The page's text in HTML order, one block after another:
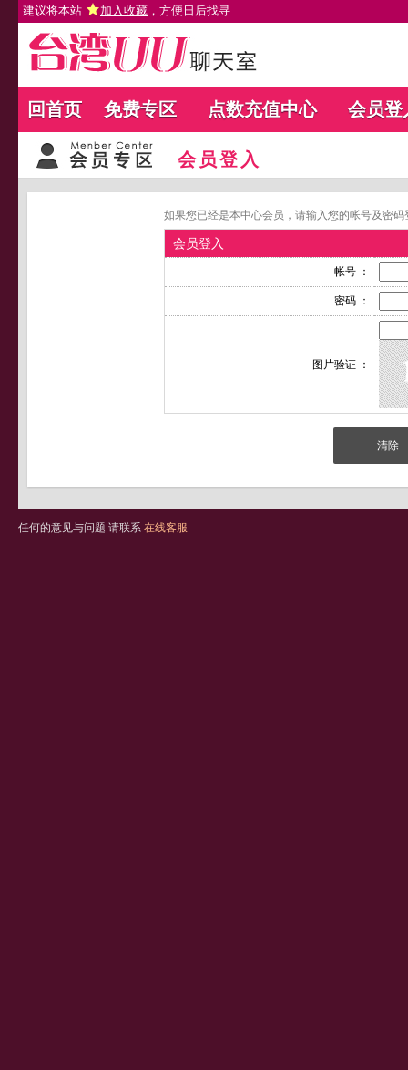
建议将本站 加入收藏 ，方便日后找寻
回首页 免费专区 点数充值中心 会员登
会员登入
如果您已经是本中心会员，请输入您的帐号及密
会员登入
帐号 ：
密码 ：
图片验证 ：
任何的意见与问题 请联系 在线客服